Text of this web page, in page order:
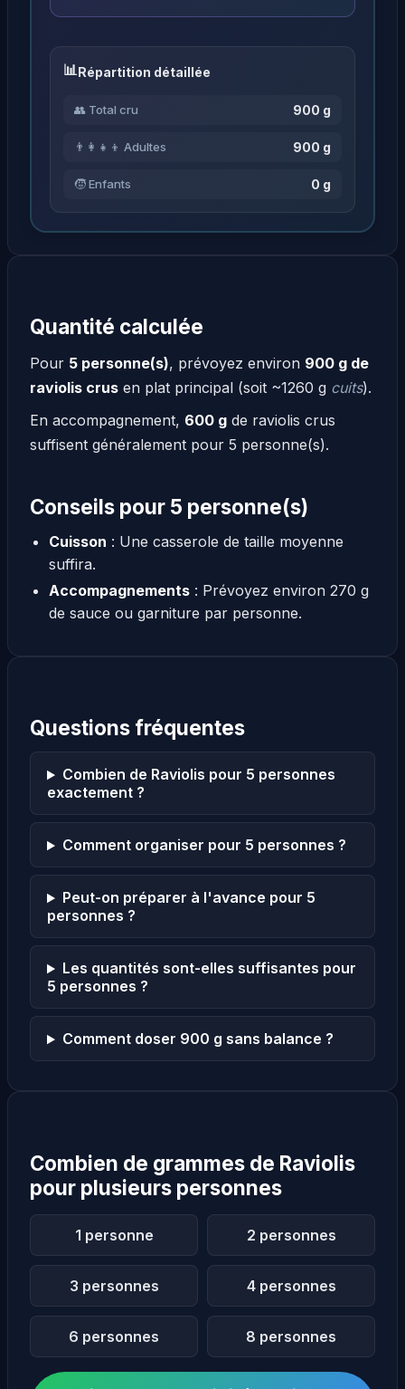
Répartition détaillée
👥 Total cru 900 g
👨‍👩‍👧‍👦 Adultes 900 g
🧒 Enfants 0 g
Quantité calculée
Pour 5 personne(s), prévoyez environ 900 g de
raviolis crus en plat principal (soit ~1260 g cuits).
En accompagnement, 600 g de raviolis crus
suffisent généralement pour 5 personne(s).
Conseils pour 5 personne(s)
Cuisson : Une casserole de taille moyenne
suffira.
Accompagnements: Prévoyez environ 270 g
de sauce ou garniture par personne.
Questions fréquentes
Combien de Raviolis pour 5 personnes
exactement ?
Comment organiser pour 5 personnes ?
Peut-on préparer à l'avance pour 5
personnes ?
Les quantités sont-elles suffisantes pour
5 personnes ?
Comment doser 900 g sans balance ?
Combien de grammes de Raviolis
pour plusieurs personnes
1 personne 2 personnes
3 personnes 4 personnes
6 personnes 8 personnes